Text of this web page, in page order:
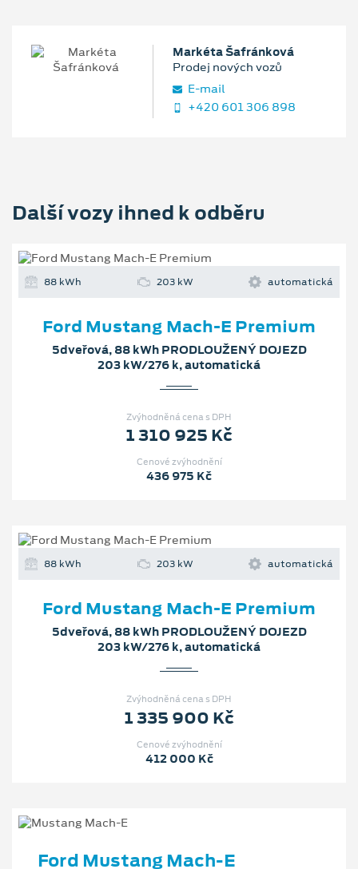
Markéta Šafránková
Prodej nových vozů
E‑mail
+420 601 306 898
Další vozy ihned k odběru
88 kWh 203 kW automatická
Ford Mustang Mach‑E Premium
5dveřová, 88 kWh PRODLOUŽENÝ DOJEZD
203 kW/276 k, automatická
Zvýhodněná cena s DPH
1 310 925 Kč
Cenové zvýhodnění
436 975 Kč
88 kWh 203 kW automatická
Ford Mustang Mach‑E Premium
5dveřová, 88 kWh PRODLOUŽENÝ DOJEZD
203 kW/276 k, automatická
Zvýhodněná cena s DPH
1 335 900 Kč
Cenové zvýhodnění
412 000 Kč
Ford Mustang Mach‑E